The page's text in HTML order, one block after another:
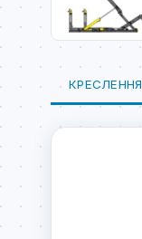
КРЕСЛЕННЯ